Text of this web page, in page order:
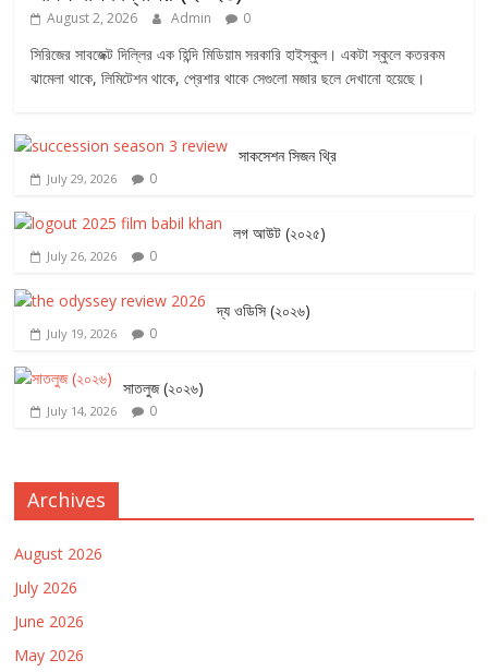
August 2, 2026 Admin 0
সিরিজের সাবজেক্ট দিল্লির এক হিন্দি মিডিয়াম সরকারি হাইস্কুল। একটা স্কুলে কতরকম
ঝামেলা থাকে, লিমিটেশন থাকে, প্রেশার থাকে সেগুলো মজার ছলে দেখানো হয়েছে।
সাকসেশন সিজন থ্রি
July 29, 2026 0
লগ আউট (২০২৫)
July 26, 2026 0
দ্য ওডিসি (২০২৬)
July 19, 2026 0
সাতলুজ (২০২৬)
July 14, 2026 0
Archives
August 2026
July 2026
June 2026
May 2026